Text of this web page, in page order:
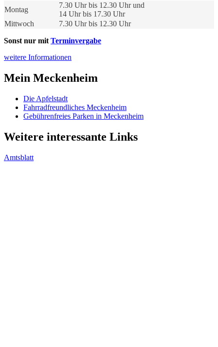
Montag
7.30 Uhr bis 12.30 Uhr und
14 Uhr bis 17.30 Uhr
Mittwoch
7.30 Uhr bis 12.30 Uhr
Sonst nur mit Terminvergabe
weitere Informationen
Mein Meckenheim
Die Apfelstadt
Fahrradfreundliches Meckenheim
Gebührenfreies Parken in Meckenheim
Weitere interessante Links
Amtsblatt